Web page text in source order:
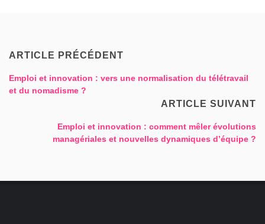
ARTICLE PRÉCÉDENT
Emploi et innovation : vers une normalisation du télétravail
et du nomadisme ?
ARTICLE SUIVANT
Emploi et innovation : comment mêler évolutions
managériales et nouvelles dynamiques d’équipe ?